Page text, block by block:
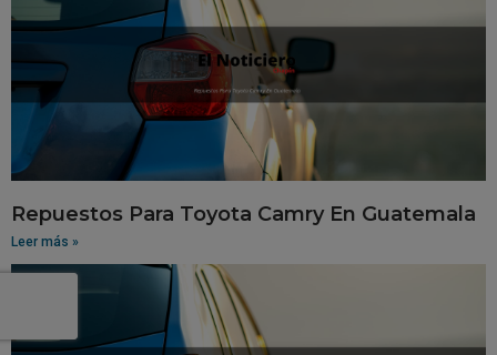
Repuestos Para Toyota Camry En Guatemala
Leer más »